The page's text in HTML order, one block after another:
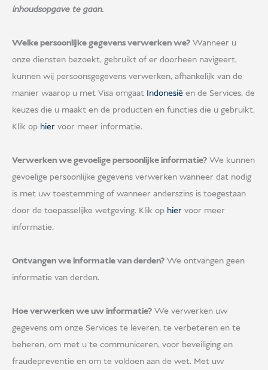
inhoudsopgave te gaan.
Welke persoonlijke gegevens verwerken we? Wanneer u
onze diensten bezoekt, gebruikt of er doorheen navigeert,
kunnen wij persoonsgegevens verwerken, afhankelijk van de
manier waarop u met Visa omgaat Indonesië en de Services, de
keuzes die u maakt en de producten en functies die u gebruikt.
Klik op hier voor meer informatie.
Verwerken we gevoelige persoonlijke informatie? We kunnen
gevoelige persoonlijke gegevens verwerken wanneer dat nodig
is met uw toestemming of wanneer anderszins is toegestaan
door de toepasselijke wetgeving. Klik op hier voor meer
informatie.
Ontvangen we informatie van derden? We ontvangen geen
informatie van derden.
Hoe verwerken we uw informatie? We verwerken uw
gegevens om onze Services te leveren, te verbeteren en te
beheren, om met u te communiceren, voor beveiliging en
fraudepreventie en om te voldoen aan de wet. Met uw